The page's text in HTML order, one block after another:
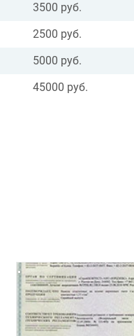
3500 руб.
2500 руб.
5000 руб.
45000 руб.